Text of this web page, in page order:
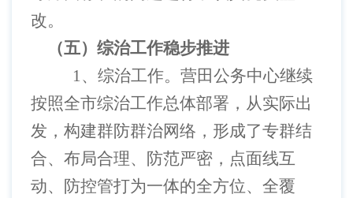
改。
（五）综治工作稳步推进
1、综治工作。营田公务中心继续
按照全市综治工作总体部署，从实际出
发，构建群防群治网络，形成了专群结
合、布局合理、防范严密，点面线互
动、防控管打为一体的全方位、全覆